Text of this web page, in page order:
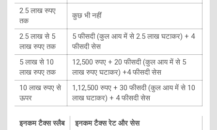
2.5 लाख रुपए
तक
कुछ भी नहीं
2.5 लाख से 5
लाख रुपए तक
5 फीसदी (कुल आय में से 2.5 लाख घटाकर) + 4
फीसदी सेस
5 लाख से 10
लाख रुपए तक
12,500 रुपए + 20 फीसदी (कुल आय में से 5
लाख रुपए घटाकर) +4 फीसदी सेस
10 लाख रुपए से
ऊपर
1,12,500 रुपए + 30 फीसदी (कुल आय में से 10
लाख घटाकर) + 4 फीसदी सेस
इनकम टैक्स स्लैब
इनकम टैक्स रेट और सेस